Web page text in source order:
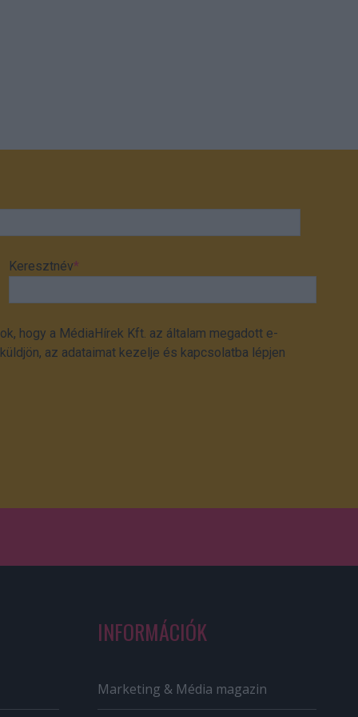
Keresztnév*
hogy a MédiaHírek Kft. az általam megadott e-
az adataimat kezelje és kapcsolatba lépjen
INFORMÁCIÓK
Marketing & Média magazin